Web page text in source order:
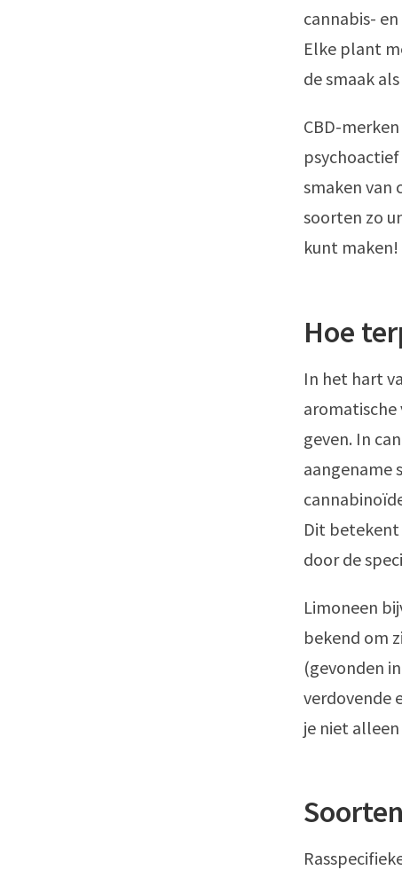
cannabis-
Elke plant
de smaak
CBD-
smaken van
soorten zo
kunt maken!
Hoe
In het hart
aromatische
geven. In
aangename
Dit
door de
Limoneen
bekend om
(gevonden in
verdovende
je niet